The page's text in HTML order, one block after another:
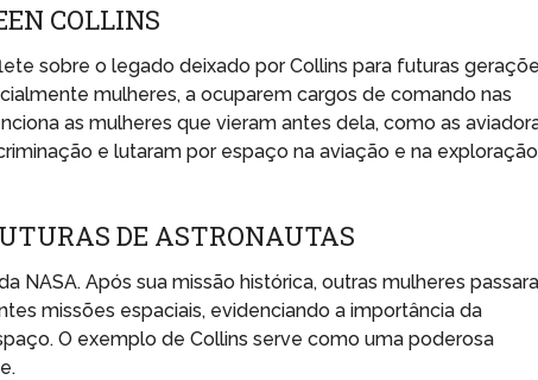
COLLINS
sobre o legado deixado por Collins para futuras
mulheres, a ocuparem cargos de comando nas
as mulheres que vieram antes dela, como as
e lutaram por espaço na aviação e na exploração
DE ASTRONAUTAS
NASA. Após sua missão histórica, outras mulheres
missões espaciais, evidenciando a importância da
O exemplo de Collins serve como uma poderosa